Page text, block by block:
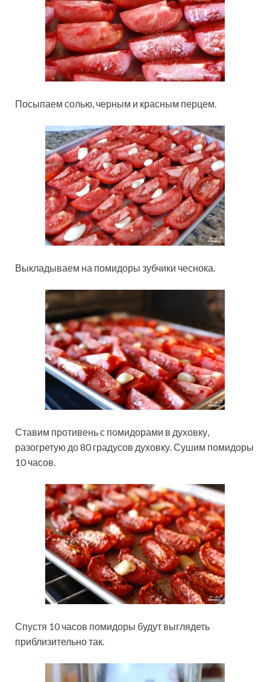
Посыпаем солью, черным и красным перцем.
Выкладываем на помидоры зубчики чеснока.
Ставим противень с помидорами в духовку,
разогретую до 80 градусов духовку. Сушим помидоры
10 часов.
Спустя 10 часов помидоры будут выглядеть
приблизительно так.